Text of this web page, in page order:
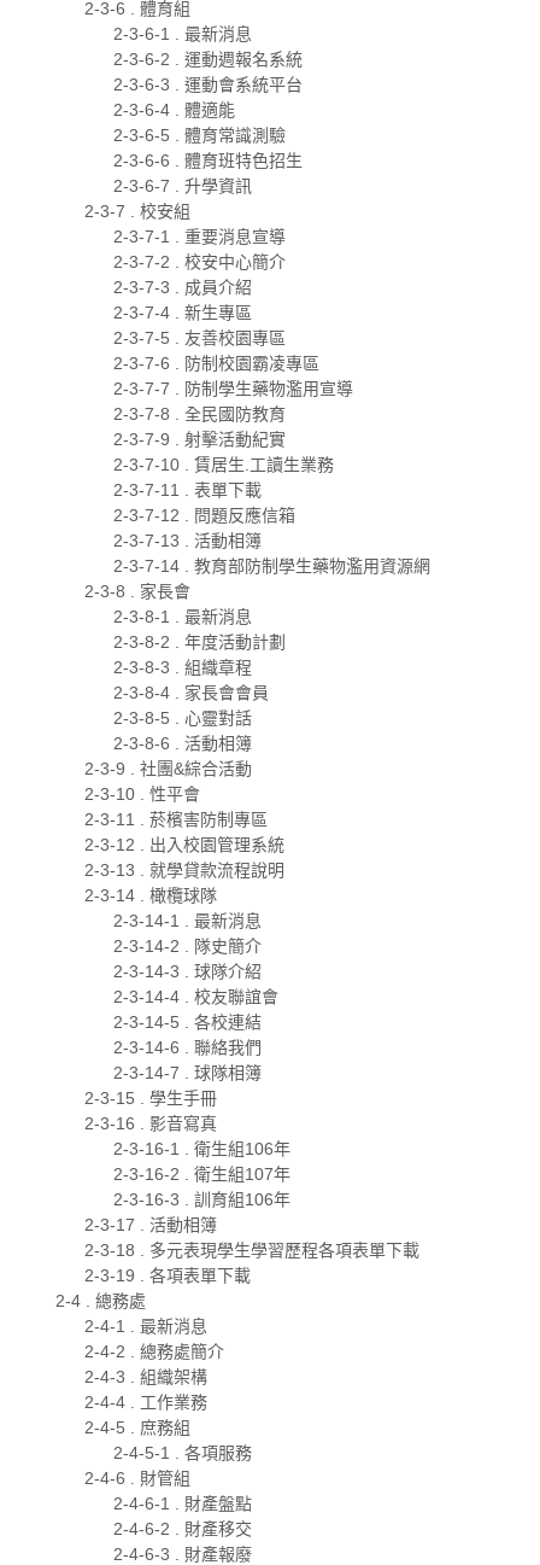
2-3-6 . 體育組
2-3-6-1 . 最新消息
2-3-6-2 . 運動週報名系統
2-3-6-3 . 運動會系統平台
2-3-6-4 . 體適能
2-3-6-5 . 體育常識測驗
2-3-6-6 . 體育班特色招生
2-3-6-7 . 升學資訊
2-3-7 . 校安組
2-3-7-1 . 重要消息宣導
2-3-7-2 . 校安中心簡介
2-3-7-3 . 成員介紹
2-3-7-4 . 新生專區
2-3-7-5 . 友善校園專區
2-3-7-6 . 防制校園霸凌專區
2-3-7-7 . 防制學生藥物濫用宣導
2-3-7-8 . 全民國防教育
2-3-7-9 . 射擊活動紀實
2-3-7-10 . 賃居生.工讀生業務
2-3-7-11 . 表單下載
2-3-7-12 . 問題反應信箱
2-3-7-13 . 活動相簿
2-3-7-14 . 教育部防制學生藥物濫用資源網
2-3-8 . 家長會
2-3-8-1 . 最新消息
2-3-8-2 . 年度活動計劃
2-3-8-3 . 組織章程
2-3-8-4 . 家長會會員
2-3-8-5 . 心靈對話
2-3-8-6 . 活動相簿
2-3-9 . 社團&綜合活動
2-3-10 . 性平會
2-3-11 . 菸檳害防制專區
2-3-12 . 出入校園管理系統
2-3-13 . 就學貸款流程說明
2-3-14 . 橄欖球隊
2-3-14-1 . 最新消息
2-3-14-2 . 隊史簡介
2-3-14-3 . 球隊介紹
2-3-14-4 . 校友聯誼會
2-3-14-5 . 各校連結
2-3-14-6 . 聯絡我們
2-3-14-7 . 球隊相簿
2-3-15 . 學生手冊
2-3-16 . 影音寫真
2-3-16-1 . 衛生組106年
2-3-16-2 . 衛生組107年
2-3-16-3 . 訓育組106年
2-3-17 . 活動相簿
2-3-18 . 多元表現學生學習歷程各項表單下載
2-3-19 . 各項表單下載
2-4 . 總務處
2-4-1 . 最新消息
2-4-2 . 總務處簡介
2-4-3 . 組織架構
2-4-4 . 工作業務
2-4-5 . 庶務組
2-4-5-1 . 各項服務
2-4-6 . 財管組
2-4-6-1 . 財產盤點
2-4-6-2 . 財產移交
2-4-6-3 . 財產報廢